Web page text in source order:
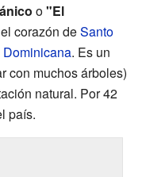
o"El
corazón deSanto
. Es un
con muchos árboles)
natural. Por 42
país.